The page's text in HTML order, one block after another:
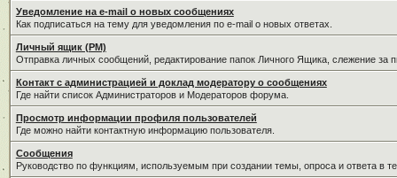
Уведомление на e-mail о новых сообщениях
Как подписаться на тему для уведомления по e-mail о новых ответах.
Личный ящик (PM)
Отправка личных сообщений, редактирование папок Личного Ящика, слежение
Контакт с администрацией и доклад модератору о сообщениях
Где найти список Администраторов и Модераторов форума.
Просмотр информации профиля пользователей
Где можно найти контактную информацию пользователя.
Сообщения
Руководство по функциям, используемым при создании темы, опроса и ответа в